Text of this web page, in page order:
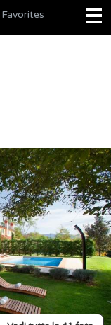
Favorites